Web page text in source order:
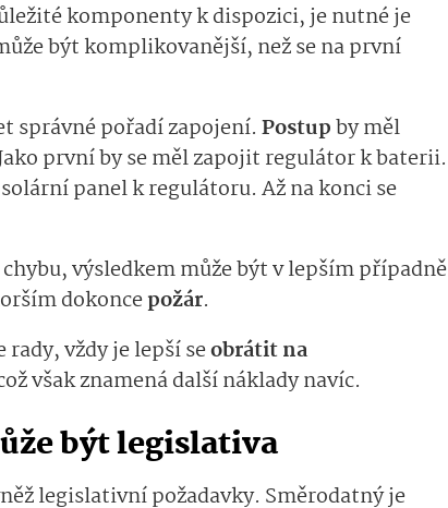
komponenty k dispozici, je nutné je
být komplikovanější, než se na první
správné pořadí zapojení. Postupby měl
první by se měl zapojit regulátor k baterii.
panel k regulátoru. Až na konci se
výsledkem může být v lepším případně
dokoncepožár.
vždy je lepší seobrátit na
však znamená další náklady navíc.
být legislativa
legislativní požadavky. Směrodatný je